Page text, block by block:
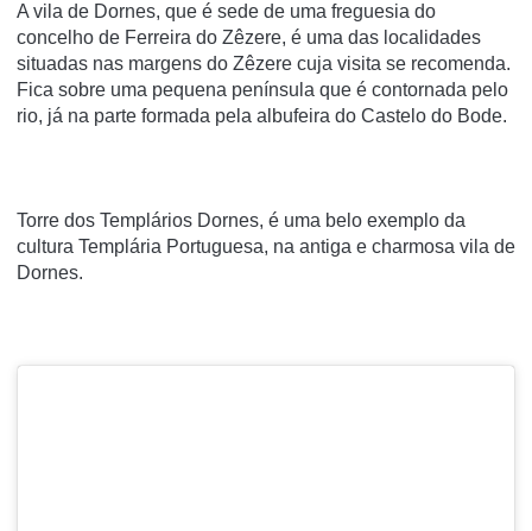
A vila de Dornes, que é sede de uma freguesia do
concelho de Ferreira do Zêzere, é uma das localidades
situadas nas margens do Zêzere cuja visita se recomenda.
Fica sobre uma pequena península que é contornada pelo
rio, já na parte formada pela albufeira do Castelo do Bode.
Torre dos Templários Dornes, é uma belo exemplo da
cultura Templária Portuguesa, na antiga e charmosa vila de
Dornes.